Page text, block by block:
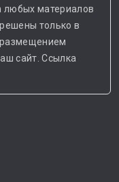
любых материалов
только в
сайт. Ссылка